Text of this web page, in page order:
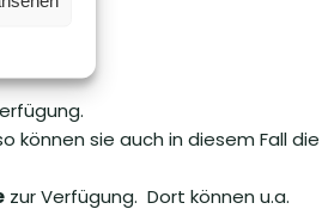
können sie auch in diesem Fall
zur Verfügung. Dort können u.a.